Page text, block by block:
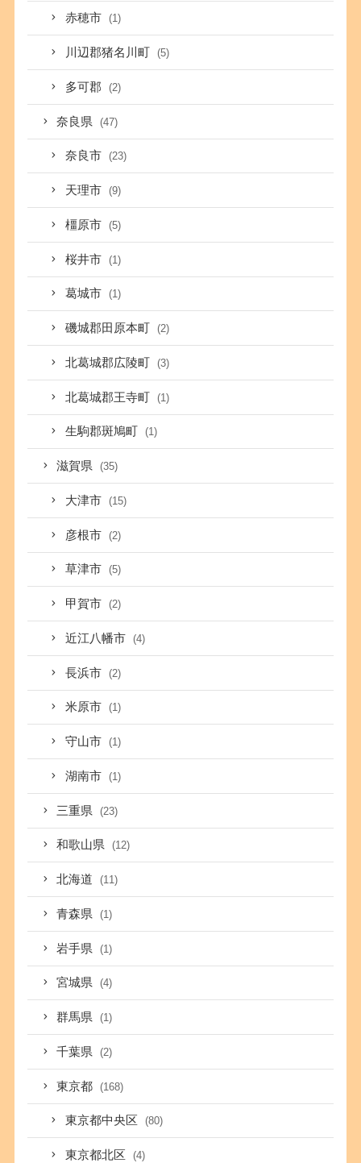
赤穂市 (1)
川辺郡猪名川町 (5)
多可郡 (2)
奈良県 (47)
奈良市 (23)
天理市 (9)
橿原市 (5)
桜井市 (1)
葛城市 (1)
磯城郡田原本町 (2)
北葛城郡広陵町 (3)
北葛城郡王寺町 (1)
生駒郡斑鳩町 (1)
滋賀県 (35)
大津市 (15)
彦根市 (2)
草津市 (5)
甲賀市 (2)
近江八幡市 (4)
長浜市 (2)
米原市 (1)
守山市 (1)
湖南市 (1)
三重県 (23)
和歌山県 (12)
北海道 (11)
青森県 (1)
岩手県 (1)
宮城県 (4)
群馬県 (1)
千葉県 (2)
東京都 (168)
東京都中央区 (80)
東京都北区 (4)